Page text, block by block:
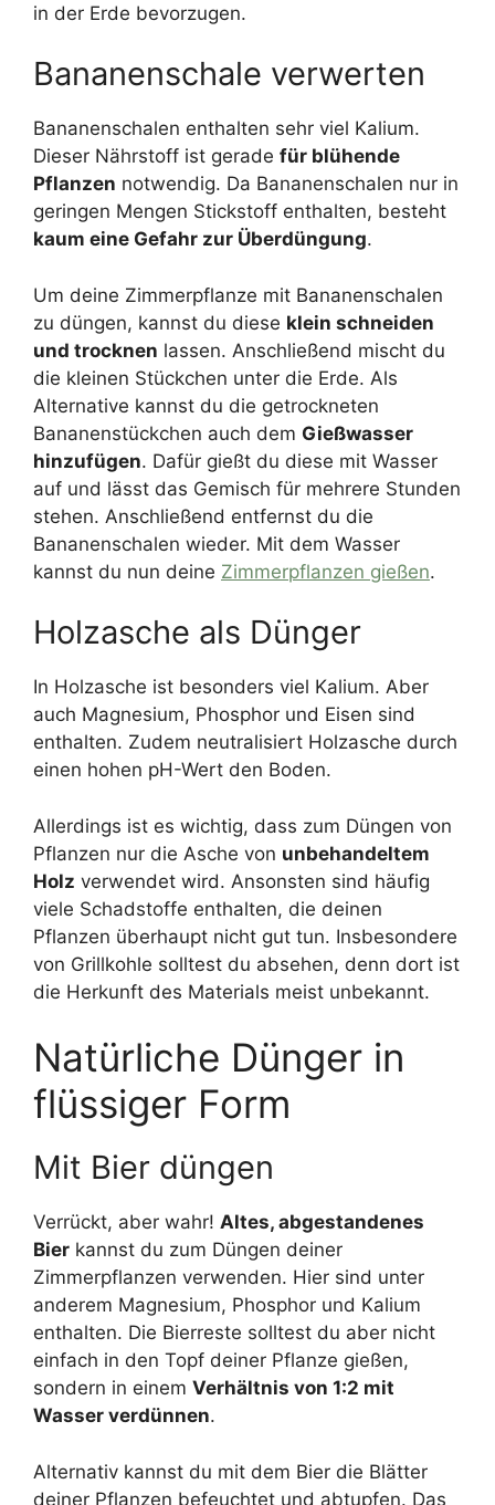
in der Erde bevorzugen.
Bananenschale verwerten
Bananenschalen enthalten sehr viel Kalium.
Dieser Nährstoff ist gerade für blühende
Pflanzen notwendig. Da Bananenschalen nur in
geringen Mengen Stickstoff enthalten, besteht
kaum eine Gefahr zur Überdüngung.
Um deine Zimmerpflanze mit Bananenschalen
zu düngen, kannst du diese klein schneiden
und trocknen lassen. Anschließend mischt du
die kleinen Stückchen unter die Erde. Als
Alternative kannst du die getrockneten
Bananenstückchen auch dem Gießwasser
hinzufügen. Dafür gießt du diese mit Wasser
auf und lässt das Gemisch für mehrere Stunden
stehen. Anschließend entfernst du die
Bananenschalen wieder. Mit dem Wasser
kannst du nun deine Zimmerpflanzen gießen.
Holzasche als Dünger
In Holzasche ist besonders viel Kalium. Aber
auch Magnesium, Phosphor und Eisen sind
enthalten. Zudem neutralisiert Holzasche durch
einen hohen pH-Wert den Boden.
Allerdings ist es wichtig, dass zum Düngen von
Pflanzen nur die Asche von unbehandeltem
Holz verwendet wird. Ansonsten sind häufig
viele Schadstoffe enthalten, die deinen
Pflanzen überhaupt nicht gut tun. Insbesondere
von Grillkohle solltest du absehen, denn dort ist
die Herkunft des Materials meist unbekannt.
Natürliche Dünger in
flüssiger Form
Mit Bier düngen
Verrückt, aber wahr! Altes, abgestandenes
Bier kannst du zum Düngen deiner
Zimmerpflanzen verwenden. Hier sind unter
anderem Magnesium, Phosphor und Kalium
enthalten. Die Bierreste solltest du aber nicht
einfach in den Topf deiner Pflanze gießen,
sondern in einem Verhältnis von 1:2 mit
Wasser verdünnen.
Alternativ kannst du mit dem Bier die Blätter
deiner Pflanzen befeuchtet und abtupfen. Das